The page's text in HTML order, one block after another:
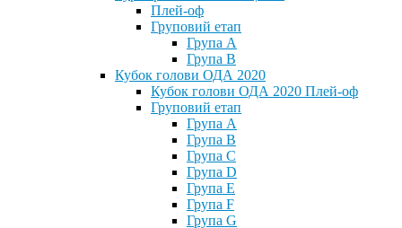
Плей-оф
Груповий етап
Група А
Група В
Кубок голови ОДА 2020
Кубок голови ОДА 2020 Плей-оф
Груповий етап
Група A
Група B
Група C
Група D
Група E
Група F
Група G